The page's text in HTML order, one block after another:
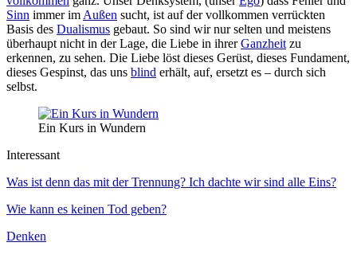
Sinn immer im Außen sucht, ist auf der vollkommen verrückten
Basis des Dualismus gebaut. So sind wir nur selten und meistens
überhaupt nicht in der Lage, die Liebe in ihrerGanzheit zu
erkennen, zu sehen. Die Liebe löst dieses Gerüst, dieses Fundament,
dieses Gespinst, das uns blind erhält, auf, ersetzt es – durch sich
selbst.
Ein Kurs in Wundern
Interessant
Was ist denn das mit der Trennung? Ich dachte wir sind alle Eins?
Wie kann es keinen Tod geben?
Denken